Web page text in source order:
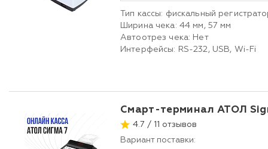
Тип кассы: фискальный
Ширина чека: 44 мм, 57 мм
Автоотрез чека: Нет
Интерфейсы: RS-232, USB, Wi-Fi
Смарт-терминал АТОЛ
4.7 / 11 отзывов
Вариант поставки: